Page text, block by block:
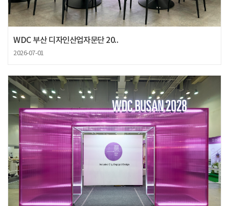
WDC 부산 디자인산업자문단 20..
2026-07-01